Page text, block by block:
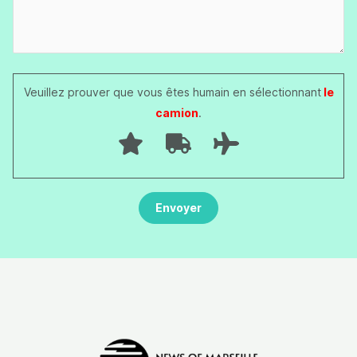
Veuillez prouver que vous êtes humain en sélectionnantle
camion.